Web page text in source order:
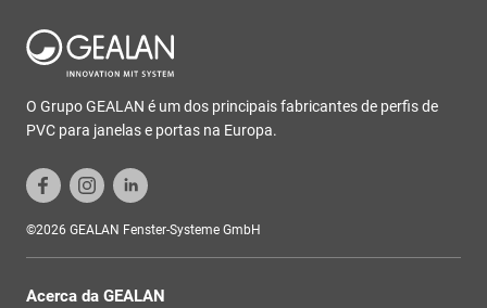
O Grupo GEALAN é um dos principais fabricantes de perfis de
PVC para janelas e portas na Europa.
©2026 GEALAN Fenster-Systeme GmbH
Acerca da GEALAN